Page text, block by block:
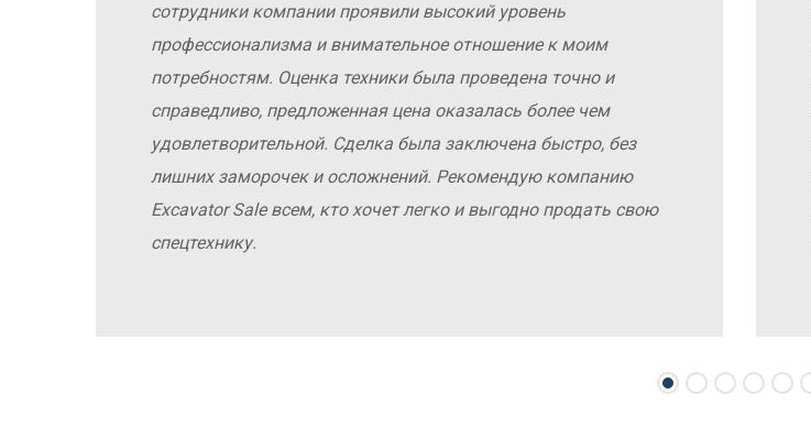
сотрудники компании проявили высокий уровень
профессионализма и внимательное отношение к моим
потребностям. Оценка техники была проведена точно и
справедливо, предложенная цена оказалась более чем
удовлетворительной. Сделка была заключена быстро, без
лишних заморочек и осложнений. Рекомендую компанию
Excavator Sale всем, кто хочет легко и выгодно продать свою
спецтехнику.